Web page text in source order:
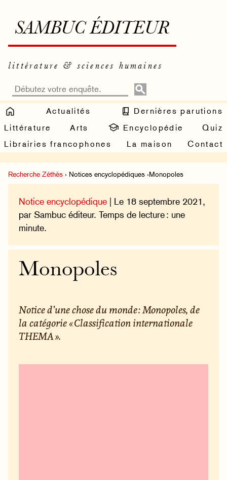
SAMBUC ÉDITEUR
littérature & sciences humaines
Actualités
Dernières parutions
Littérature
Arts Encyclopédie
Quiz
Librairies francophones
La maison Contact
Recherche Zéthès › Notices encyclopédiques ›Monopoles
Notice encyclopédique | Le 18 septembre 2021,
par Sambuc éditeur. Temps de lecture : une
minute.
Monopoles
Notice d’une chose du monde : Monopoles, de
la catégorie « Classification internationale
THEMA ».